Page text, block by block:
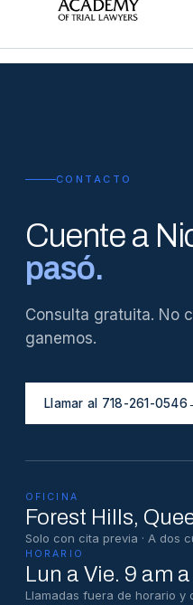
CONTACTO
Cuente a
pasó.
Consulta gratuita. No
ganemos.
Llamar al 718-261-0546
OFICINA
Forest Hills,
Solo con cita previa · A dos
HORARIO
Lun a Vie. 9 am
Llamadas fuera de horario y